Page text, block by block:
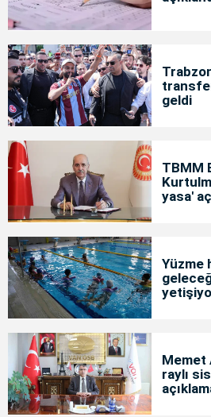
geldi
TBMM
yasa'
Yüzme
Memet
raylı